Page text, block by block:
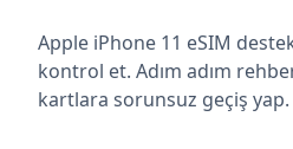
Apple iPhone 11 eSIM
kontrol et. Adım adım
kartlara sorunsuz geçiş yap.